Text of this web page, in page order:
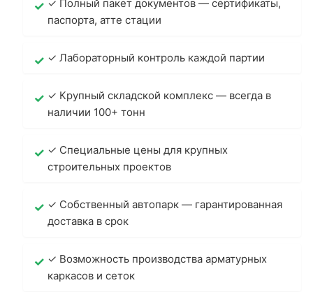
✓ Полный пакет документов — сертификаты,
паспорта, атте стации
✓ Лабораторный контроль каждой партии
✓ Крупный складской комплекс — всегда в
наличии 100+ тонн
✓ Специальные цены для крупных
строительных проектов
✓ Собственный автопарк — гарантированная
доставка в срок
✓ Возможность производства арматурных
каркасов и сеток